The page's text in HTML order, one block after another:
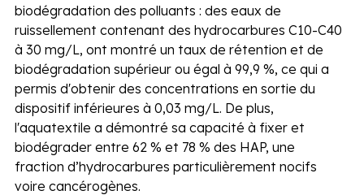
biodégradation des polluants : des eaux de
ruissellement contenant des hydrocarbures C10-C40
à 30 mg/L, ont montré un taux de rétention et de
biodégradation supérieur ou égal à 99,9 %, ce qui a
permis d'obtenir des concentrations en sortie du
dispositif inférieures à 0,03 mg/L. De plus,
l'aquatextile a démontré sa capacité à fixer et
biodégrader entre 62 % et 78 % des HAP, une
fraction d’hydrocarbures particulièrement nocifs
voire cancérogènes.